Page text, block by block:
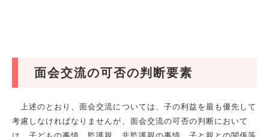
面会交流の可否の判断要素
上述のとおり、面会交流については、子の利益を最も優先して
考慮しなければなりませんが、面会交流の可否の判断において